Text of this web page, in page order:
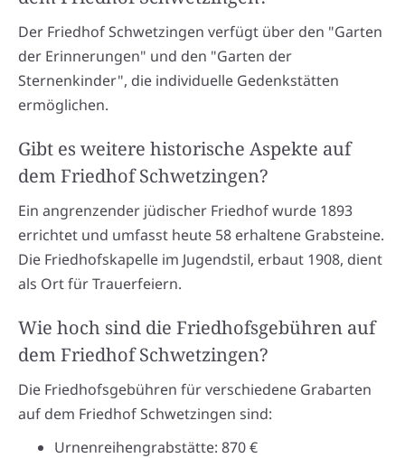
Der Friedhof Schwetzingen verfügt über den "Garten
der Erinnerungen" und den "Garten der
Sternenkinder", die individuelle Gedenkstätten
ermöglichen.
Gibt es weitere historische Aspekte auf
dem Friedhof Schwetzingen?
Ein angrenzender jüdischer Friedhof wurde 1893
errichtet und umfasst heute 58 erhaltene Grabsteine.
Die Friedhofskapelle im Jugendstil, erbaut 1908, dient
als Ort für Trauerfeiern.
Wie hoch sind die Friedhofsgebühren auf
dem Friedhof Schwetzingen?
Die Friedhofsgebühren für verschiedene Grabarten
auf dem Friedhof Schwetzingen sind:
Urnenreihengrabstätte: 870 €